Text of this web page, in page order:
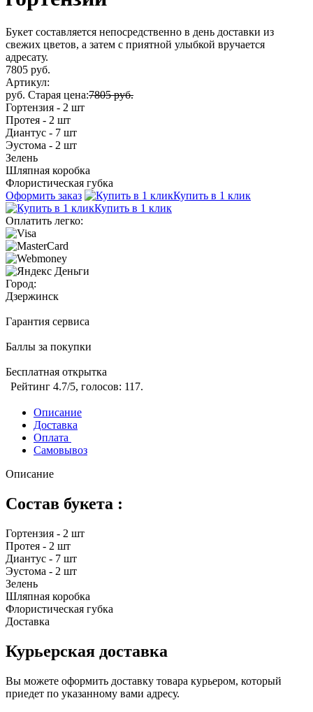
Букет составляется непосредственно в день доставки из
свежих цветов, а затем с приятной улыбкой вручается
адресату.
7805 руб.
Артикул:
руб. Старая цена:7805 руб.
Гортензия - 2 шт
Протея - 2 шт
Диантус - 7 шт
Эустома - 2 шт
Зелень
Шляпная коробка
Флористическая губка
Оформить заказ
Купить в 1 клик
Купить в 1 клик
Оплатить легко:
Город:
Дзержинск
Гарантия сервиса
Баллы за покупки
Бесплатная открытка
Рейтинг 4.7/5, голосов: 117.
Описание
Доставка
Оплата
Самовывоз
Описание
Состав букета :
Гортензия - 2 шт
Протея - 2 шт
Диантус - 7 шт
Эустома - 2 шт
Зелень
Шляпная коробка
Флористическая губка
Доставка
Курьерская доставка
Вы можете оформить доставку товара курьером, который
приедет по указанному вами адресу.